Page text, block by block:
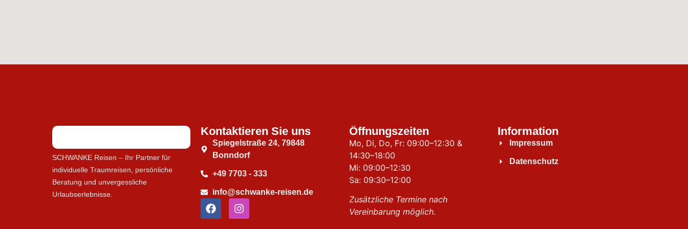
SCHWANKE Reisen – Ihr Partner für
individuelle Traumreisen, persönliche
Beratung und unvergessliche
Urlaubserlebnisse.
Kontaktieren Sie uns
Spiegelstraße 24, 79848
Bonndorf
+49 7703 - 333
info@schwanke-reisen.de
Öffnungszeiten
Mo, Di, Do, Fr: 09:00–12:30 &
14:30–18:00
Mi: 09:00–12:30
Sa: 09:30–12:00
Zusätzliche Termine nach
Vereinbarung möglich.
Information
Impressum
Datenschutz